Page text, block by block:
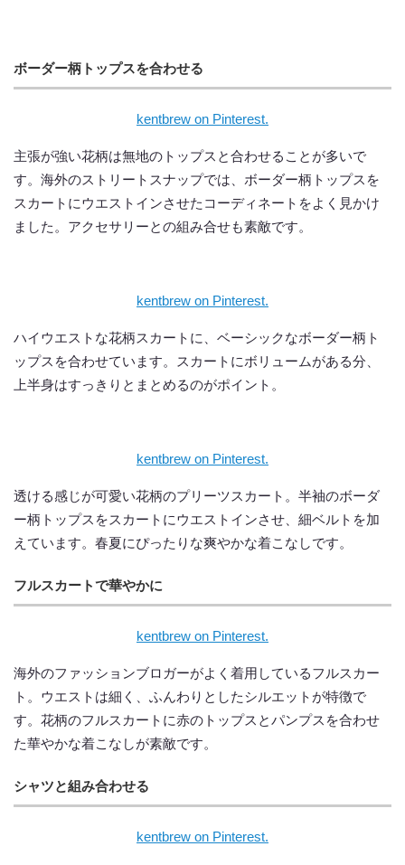
ボーダー柄トップスを合わせる
kentbrew on Pinterest.
主張が強い花柄は無地のトップスと合わせることが多いで
す。海外のストリートスナップでは、ボーダー柄トップスを
スカートにウエストインさせたコーディネートをよく見かけ
ました。アクセサリーとの組み合せも素敵です。
kentbrew on Pinterest.
ハイウエストな花柄スカートに、ベーシックなボーダー柄ト
ップスを合わせています。スカートにボリュームがある分、
上半身はすっきりとまとめるのがポイント。
kentbrew on Pinterest.
透ける感じが可愛い花柄のプリーツスカート。半袖のボーダ
ー柄トップスをスカートにウエストインさせ、細ベルトを加
えています。春夏にぴったりな爽やかな着こなしです。
フルスカートで華やかに
kentbrew on Pinterest.
海外のファッションブロガーがよく着用しているフルスカー
ト。ウエストは細く、ふんわりとしたシルエットが特徴で
す。花柄のフルスカートに赤のトップスとパンプスを合わせ
た華やかな着こなしが素敵です。
シャツと組み合わせる
kentbrew on Pinterest.